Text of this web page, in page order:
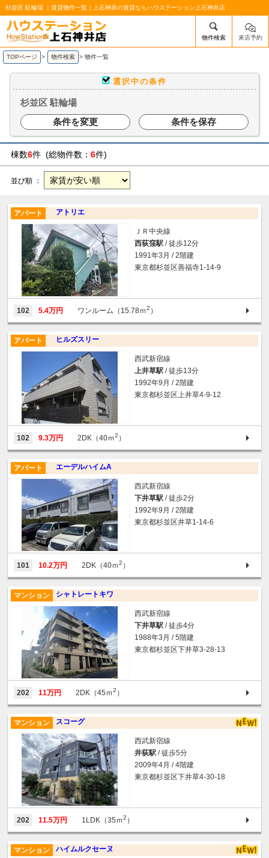
杉並区 駐輪場 ｜賃貸物件一覧｜上石神井の賃貸ならハウステーション上石神井店
/mobile_img/head-logo.png
物件検索 来店予約
TOPページ > 物件検索 > 物件一覧
選択中の条件
杉並区 駐輪場
条件を変更
条件を保存
棟数6件 (総物件数： 6件)
並び順 ：
アトリエ
アパート
ＪＲ中央線
西荻窪駅 / 徒歩12分
1991年3月 / 2階建
東京都杉並区善福寺1-14-9
102 5.4万円 ワンルーム（15.78ｍ2 ）
ヒルズスリー
アパート
西武新宿線
上井草駅 / 徒歩13分
1992年9月 / 2階建
東京都杉並区上井草4-9-12
102 9.3万円 2DK（40ｍ2 ）
エーデルハイムA
アパート
西武新宿線
下井草駅 / 徒歩2分
1992年9月 / 2階建
東京都杉並区井草1-14-6
101 10.2万円 2DK（40ｍ2 ）
シャトレートキワ
マンション
西武新宿線
下井草駅 / 徒歩4分
1988年3月 / 5階建
東京都杉並区下井草3-28-13
202 11万円 2DK（45ｍ2 ）
スコーグ
マンション
西武新宿線
井荻駅 / 徒歩5分
2009年4月 / 4階建
東京都杉並区下井草4-30-18
202 11.5万円 1LDK（35ｍ2 ）
ハイムルクセーヌ
マンション